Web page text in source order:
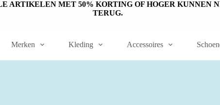
ARTIKELEN MET 50% KORTING OF HOGER
TERUG.
Merken Kleding Accessoires